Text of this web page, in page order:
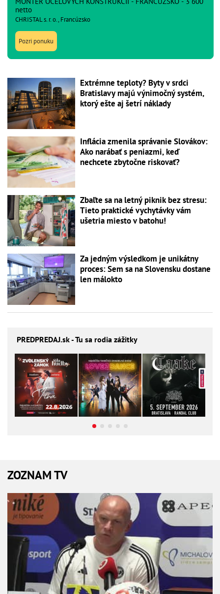
netto
CHRISTAL s. r. o., Francúzsko
Pozri ponuku
Extrémne teploty? Byty v srdci
Bratislavy majú výnimočný systém,
ktorý ešte aj šetrí náklady
Inflácia zmenila správanie Slovákov:
Ako narábať s peniazmi, keď
nechcete zbytočne riskovať?
Zbaľte sa na letný piknik bez stresu:
Tieto praktické vychytávky vám
ušetria miesto v batohu!
Za jedným výsledkom je unikátny
proces: Sem sa na Slovensku dostane
len málokto
PREDPREDAJ.sk - Tu sa rodia zážitky
ZOZNAM TV